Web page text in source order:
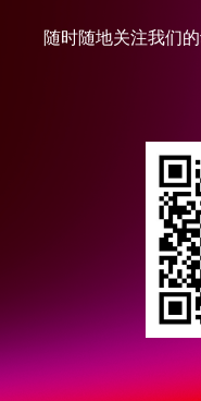
随时随地关注我们